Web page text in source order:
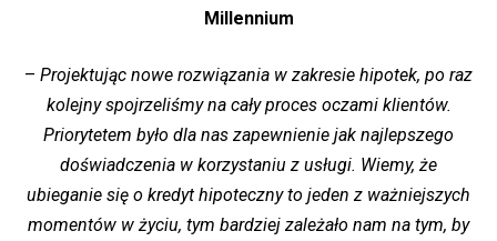
Millennium
– Projektując nowe rozwiązania w zakresie hipotek, po raz
kolejny spojrzeliśmy na cały proces oczami klientów.
Priorytetem było dla nas zapewnienie jak najlepszego
doświadczenia w korzystaniu z usługi. Wiemy, że
ubieganie się o kredyt hipoteczny to jeden z ważniejszych
momentów w życiu, tym bardziej zależało nam na tym, by